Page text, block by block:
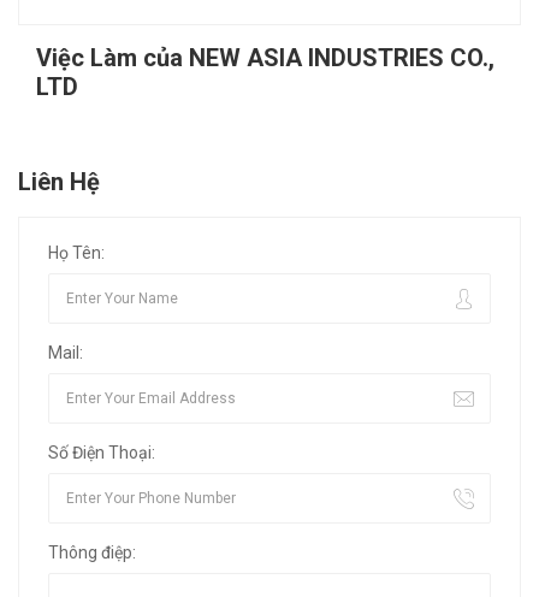
Việc Làm của NEW ASIA INDUSTRIES CO.,
LTD
Liên Hệ
Họ Tên:
Mail:
Số Điện Thoại:
Thông điệp: